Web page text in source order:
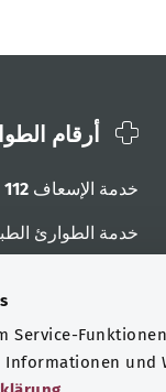
Service-
Informationen
أرقام
خدمة الإسعاف 112
خدمة الطوارئ